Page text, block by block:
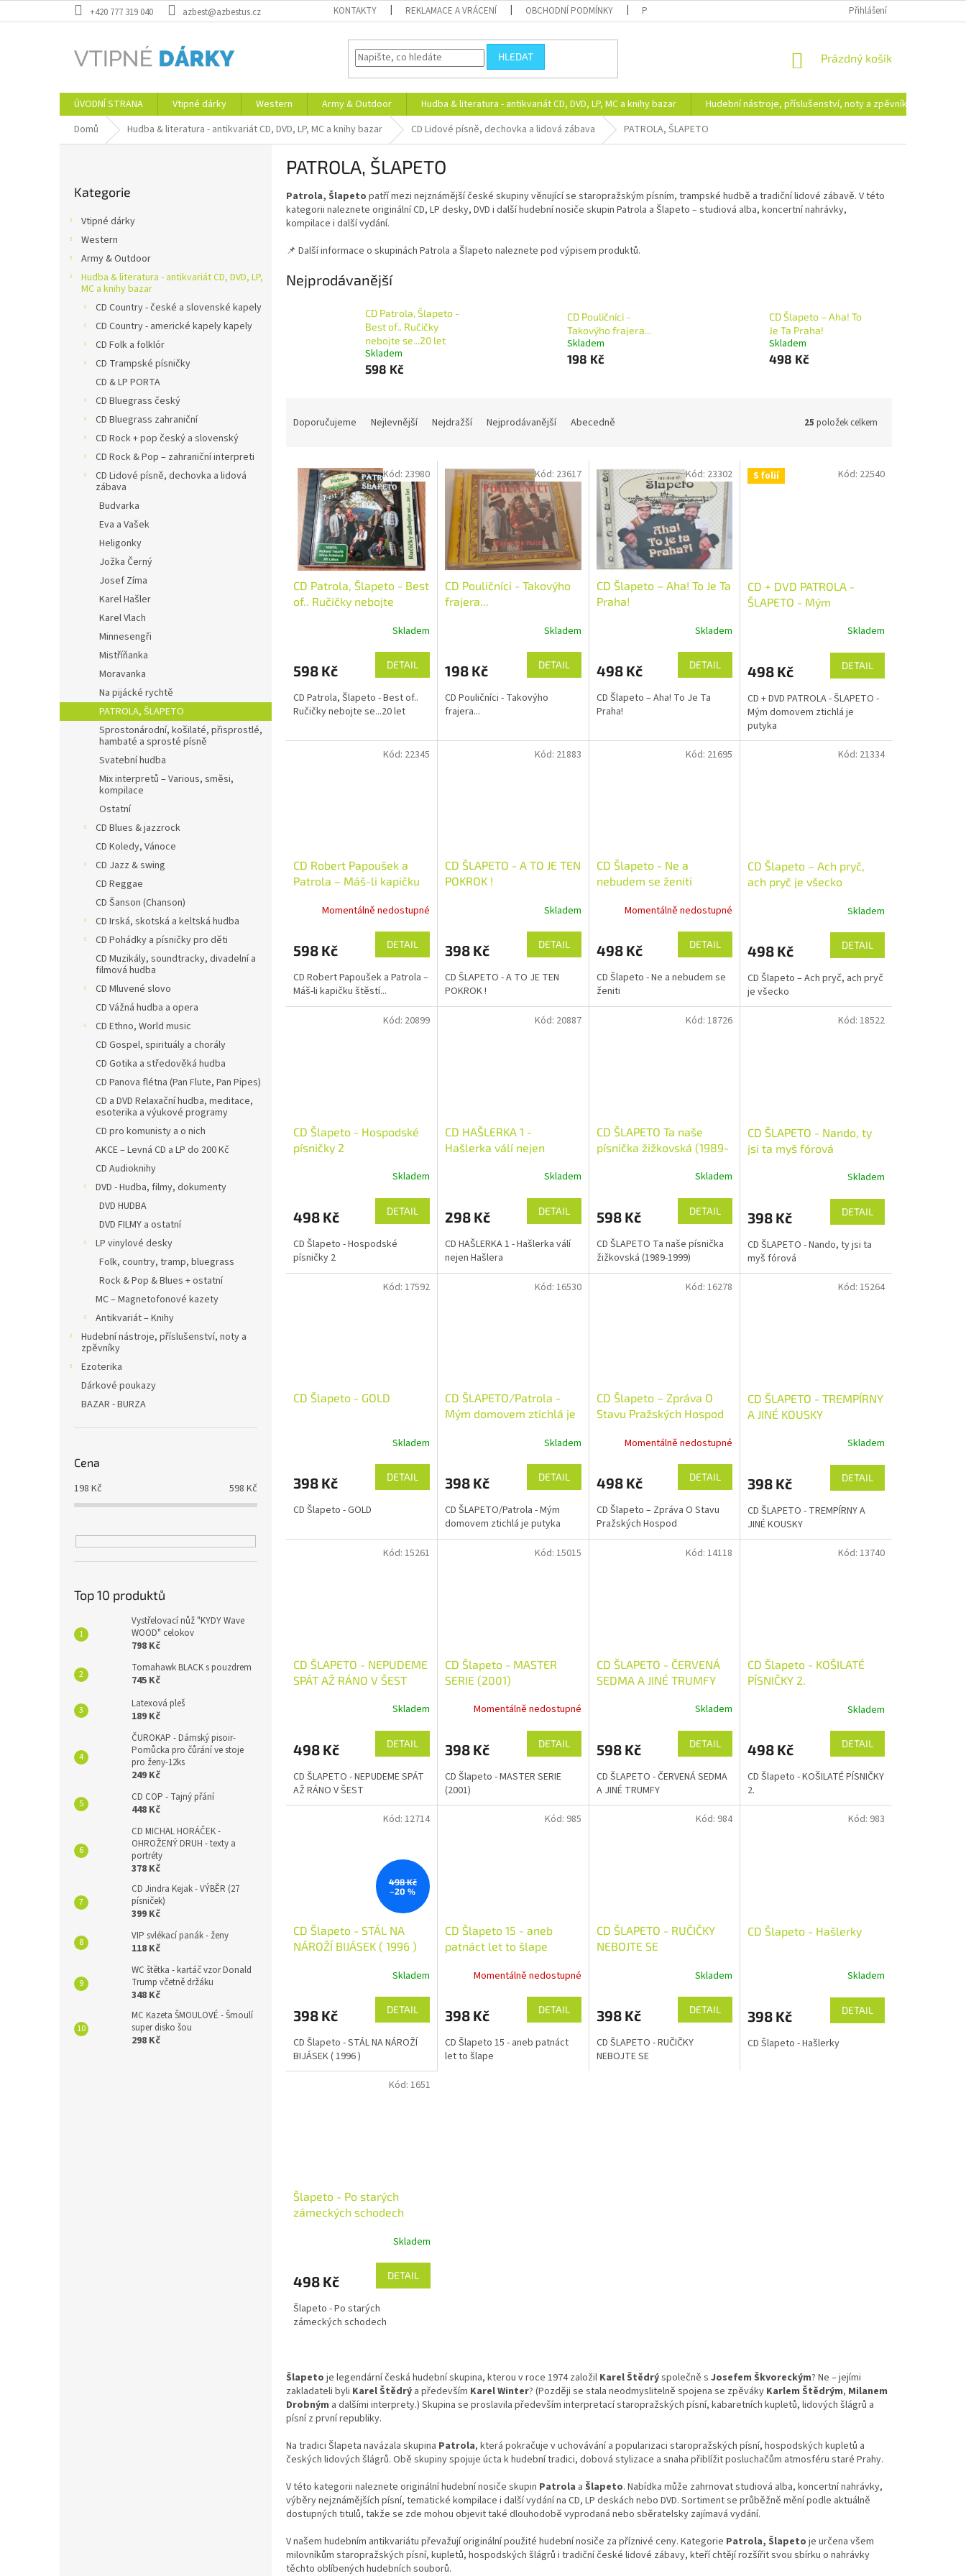
na
+420 777 319 040 azbest@azbestus.cz KONTAKTY REKLAMACE A VRÁCENÍ OBCHODNÍ PODMÍNKY PODMÍNKY OCHRANY OSOBNÍCH ÚDAJŮ DOPRAVA A PLATBA
Přihlášení
HLEDAT
NÁKUPNÍ
Prázdný košík
ÚVODNÍ STRANA Vtipné dárky Western Army & Outdoor Hudba & literatura - antikvariát CD, DVD, LP, MC a knihy bazar Hudební nástroje, příslušenství, noty a zpěvníky
Domů
Hudba & literatura - antikvariát CD, DVD, LP, MC a knihy bazar CD Lidové písně, dechovka a lidová zábava PATROLA, ŠLAPETO
kategorie
Kategorie
Vtipné dárky
Western
Army & Outdoor
Hudba & literatura - antikvariát CD, DVD, LP,
MC a knihy bazar
CD Country - české a slovenské kapely
CD Country - americké kapely kapely
CD Folk a folklór
CD Trampské písničky
CD & LP PORTA
CD Bluegrass český
CD Bluegrass zahraniční
CD Rock + pop český a slovenský
CD Rock & Pop – zahraniční interpreti
CD Lidové písně, dechovka a lidová
zábava
Budvarka
Eva a Vašek
Heligonky
Jožka Černý
Josef Zíma
Karel Hašler
Karel Vlach
Minnesengři
Mistříňanka
Moravanka
Na pijácké rychtě
PATROLA, ŠLAPETO
Sprostonárodní, košilaté, přisprostlé,
hambaté a sprosté písně
Svatební hudba
Mix interpretů – Various, směsi,
kompilace
Ostatní
CD Blues & jazzrock
CD Koledy, Vánoce
CD Jazz & swing
CD Reggae
CD Šanson (Chanson)
CD Irská, skotská a keltská hudba
CD Pohádky a písničky pro děti
CD Muzikály, soundtracky, divadelní a
filmová hudba
CD Mluvené slovo
CD Vážná hudba a opera
CD Ethno, World music
CD Gospel, spirituály a chorály
CD Gotika a středověká hudba
CD Panova flétna (Pan Flute, Pan Pipes)
CD a DVD Relaxační hudba, meditace,
esoterika a výukové programy
CD pro komunisty a o nich
AKCE – Levná CD a LP do 200 Kč
CD Audioknihy
DVD - Hudba, filmy, dokumenty
DVD HUDBA
DVD FILMY a ostatní
LP vinylové desky
Folk, country, tramp, bluegrass
Rock & Pop & Blues + ostatní
MC – Magnetofonové kazety
Antikvariát – Knihy
Hudební nástroje, příslušenství, noty a
zpěvníky
Ezoterika
Dárkové poukazy
BAZAR - BURZA
Cena
198 Kč 598 Kč
Top 10 produktů
Vystřelovací nůž "KYDY Wave
WOOD" celokov
798 Kč
Tomahawk BLACK s pouzdrem
745 Kč
Latexová pleš
189 Kč
ČUROKAP - Dámský pisoir-
Pomůcka pro čůrání ve stoje
pro ženy-12ks
249 Kč
CD COP - Tajný přání
448 Kč
CD MICHAL HORÁČEK -
OHROŽENÝ DRUH - texty a
portréty
378 Kč
CD Jindra Kejak - VÝBĚR (27
písniček)
399 Kč
VIP svlékací panák - ženy
118 Kč
WC štětka - kartáč vzor Donald
Trump včetně držáku
348 Kč
MC Kazeta ŠMOULOVÉ - Šmoulí
super disko šou
298 Kč
PATROLA, ŠLAPETO
Patrola, Šlapeto patří mezi nejznámější české skupiny věnující se staropražským písním, trampské hudbě a tradiční lidové zábavě. V této
kategorii naleznete originální CD, LP desky, DVD i další hudební nosiče skupin Patrola a Šlapeto – studiová alba, koncertní nahrávky,
kompilace i další vydání.
📌 Další informace o skupinách Patrola a Šlapeto naleznete pod výpisem produktů.
Nejprodávanější
CD Patrola, Šlapeto -
Best of.. Ručičky
nebojte se...20 let
Skladem
598 Kč
CD Pouličníci -
Takovýho frajera...
Skladem
198 Kč
CD Šlapeto – Aha! To
Je Ta Praha!
Skladem
498 Kč
Doporučujeme Nejlevnější Nejdražší Nejprodávanější Abecedně 25 položek celkem
CD Patrola, Šlapeto - Best
of.. Ručičky nebojte
Skladem
598 Kč DETAIL
CD Patrola, Šlapeto - Best of..
Ručičky nebojte se...20 let
Kód: 23980
CD Pouličníci - Takovýho
frajera...
Skladem
198 Kč DETAIL
CD Pouličníci - Takovýho
frajera...
Kód: 23617
CD Šlapeto – Aha! To Je Ta
Praha!
Skladem
498 Kč DETAIL
CD Šlapeto – Aha! To Je Ta
Praha!
Kód: 23302 S folií
CD + DVD PATROLA -
ŠLAPETO - Mým
Skladem
498 Kč DETAIL
CD + DVD PATROLA - ŠLAPETO -
Mým domovem ztichlá je
putyka
Kód: 22540
CD Robert Papoušek a
Patrola – Máš-li kapičku
Momentálně nedostupné
598 Kč DETAIL
CD Robert Papoušek a Patrola –
Máš-li kapičku štěstí...
Kód: 22345
CD ŠLAPETO - A TO JE TEN
POKROK !
Skladem
398 Kč DETAIL
CD ŠLAPETO - A TO JE TEN
POKROK !
Kód: 21883
CD Šlapeto - Ne a
nebudem se ženiti
Momentálně nedostupné
498 Kč DETAIL
CD Šlapeto - Ne a nebudem se
ženiti
Kód: 21695
CD Šlapeto – Ach pryč,
ach pryč je všecko
Skladem
498 Kč DETAIL
CD Šlapeto – Ach pryč, ach pryč
je všecko
Kód: 21334
CD Šlapeto - Hospodské
písničky 2
Skladem
498 Kč DETAIL
CD Šlapeto - Hospodské
písničky 2
Kód: 20899
CD HAŠLERKA 1 -
Hašlerka válí nejen
Skladem
298 Kč DETAIL
CD HAŠLERKA 1 - Hašlerka válí
nejen Hašlera
Kód: 20887
CD ŠLAPETO Ta naše
písnička žižkovská (1989-
Skladem
598 Kč DETAIL
CD ŠLAPETO Ta naše písnička
žižkovská (1989-1999)
Kód:18726
CD ŠLAPETO - Nando, ty
jsi ta myš fórová
Skladem
398 Kč DETAIL
CD ŠLAPETO - Nando, ty jsi ta
myš fórová
Kód: 18522
CD Šlapeto - GOLD
Skladem
398 Kč DETAIL
CD Šlapeto - GOLD
Kód: 17592
CD ŠLAPETO/Patrola -
Mým domovem ztichlá je
Skladem
398 Kč DETAIL
CD ŠLAPETO/Patrola - Mým
domovem ztichlá je putyka
Kód: 16530
CD Šlapeto – Zpráva O
Stavu Pražských Hospod
Momentálně nedostupné
498 Kč DETAIL
CD Šlapeto – Zpráva O Stavu
Pražských Hospod
Kód:16278
CD ŠLAPETO - TREMPÍRNY
A JINÉ KOUSKY
Skladem
398 Kč DETAIL
CD ŠLAPETO - TREMPÍRNY A
JINÉ KOUSKY
Kód: 15264
CD ŠLAPETO - NEPUDEME
SPÁT AŽ RÁNO V ŠEST
Skladem
498 Kč DETAIL
CD ŠLAPETO - NEPUDEME SPÁT
AŽ RÁNO V ŠEST
Kód: 15261
CD Šlapeto - MASTER
SERIE (2001)
Momentálně nedostupné
398 Kč DETAIL
CD Šlapeto - MASTER SERIE
(2001)
Kód: 15015
CD ŠLAPETO - ČERVENÁ
SEDMA A JINÉ TRUMFY
Skladem
598 Kč DETAIL
CD ŠLAPETO - ČERVENÁ SEDMA
A JINÉ TRUMFY
Kód:14118
CD Šlapeto - KOŠILATÉ
PÍSNIČKY 2.
Skladem
498 Kč DETAIL
CD Šlapeto - KOŠILATÉ PÍSNIČKY
2.
Kód: 13740
498 Kč
–20 %
CD Šlapeto - STÁL NA
NÁROŽÍ BIJÁSEK ( 1996 )
Skladem
398 Kč DETAIL
CD Šlapeto - STÁL NA NÁROŽÍ
BIJÁSEK ( 1996 )
Kód: 12714
CD Šlapeto 15 - aneb
patnáct let to šlape
Momentálně nedostupné
398 Kč DETAIL
CD Šlapeto 15 - aneb patnáct
let to šlape
Kód: 985
CD ŠLAPETO - RUČIČKY
NEBOJTE SE
je
z
5
Skladem
398 Kč DETAIL
CD ŠLAPETO - RUČIČKY
NEBOJTE SE
Kód: 984
CD Šlapeto - Hašlerky
Skladem
398 Kč DETAIL
CD Šlapeto - Hašlerky
Kód: 983
Šlapeto - Po starých
zámeckých schodech
Skladem
498 Kč DETAIL
Šlapeto - Po starých
zámeckých schodech
Kód: 1651
v
l
á
d
í
p
r
v
k
y
v
ý
p
Šlapeto je legendární česká hudební skupina, kterou v roce 1974 založil Karel Štědrýspolečně s Josefem Škvoreckým? Ne – jejími
zakladateli byli Karel Štědrý a především Karel Winter? (Později se stala neodmyslitelně spojena se zpěváky Karlem Štědrým, Milanem
Drobným a dalšími interprety.) Skupina se proslavila především interpretací staropražských písní, kabaretních kupletů, lidových šlágrů a
písní z první republiky.
Na tradici Šlapeta navázala skupina Patrola, která pokračuje v uchovávání a popularizaci staropražských písní, hospodských kupletů a
českých lidových šlágrů. Obě skupiny spojuje úcta k hudební tradici, dobová stylizace a snaha přiblížit posluchačům atmosféru staré Prahy.
V této kategorii naleznete originální hudební nosiče skupin Patrola a Šlapeto. Nabídka může zahrnovat studiová alba, koncertní nahrávky,
výběry nejznámějších písní, tematické kompilace i další vydání na CD, LP deskách nebo DVD. Sortiment se průběžně mění podle aktuálně
dostupných titulů, takže se zde mohou objevit také dlouhodobě vyprodaná nebo sběratelsky zajímavá vydání.
V našem hudebním antikvariátu převažují originální použité hudební nosiče za příznivé ceny. Kategorie Patrola, Šlapeto je určena všem
milovníkům staropražských písní, kupletů, hospodských šlágrů i tradiční české lidové zábavy, kteří chtějí rozšířit svou sbírku o nahrávky
těchto oblíbených hudebních souborů.